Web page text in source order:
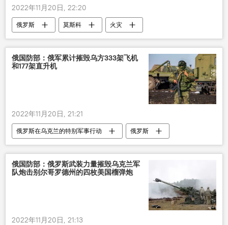
2022年11月20日, 22:20
俄罗斯 莫斯科 火灾
俄国防部：俄军累计摧毁乌方333架飞机
和177架直升机
2022年11月20日, 21:21
俄罗斯在乌克兰的特别军事行动
俄罗斯
乌克兰
军事 军人 武器
俄国防部：俄罗斯武装力量摧毁乌克兰军
队炮击别尔哥罗德州的四枚美国榴弹炮
2022年11月20日, 21:13